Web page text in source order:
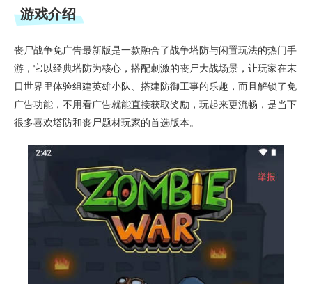
游戏介绍
丧尸战争免广告最新版是一款融合了战争塔防与闲置玩法的热门手
游，它以经典塔防为核心，搭配刺激的丧尸大战场景，让玩家在末
日世界里体验组建英雄小队、搭建防御工事的乐趣，而且解锁了免
广告功能，不用看广告就能直接获取奖励，玩起来更流畅，是当下
很多喜欢塔防和丧尸题材玩家的首选版本。